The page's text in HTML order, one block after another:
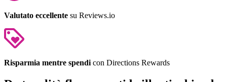
Valutato eccellente su Reviews.io
Risparmia mentre spendi con Directions Rewards